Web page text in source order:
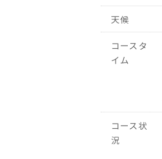
天候
コースタ
イム
コース状
況